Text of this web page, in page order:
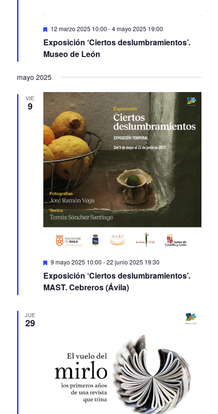
Featured
12 marzo 2025 10:00 -4 mayo 2025 19:00
Exposición ‘Ciertos deslumbramientos’.
Museo de León
mayo 2025
VIE
9
Featured
9 mayo 2025 10:00 -22 junio 2025 19:30
Exposición ‘Ciertos deslumbramientos’.
MAST. Cebreros (Ávila)
JUE
29